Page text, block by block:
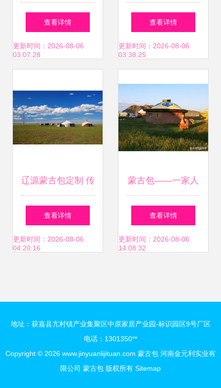
古包 原生态与品质
的完美邂逅
查看详情
更新时间：2026-08-06
03:07:28
包 旅游露营户外小
型蒙古包篷的理想
查看详情
更新时间：2026-08-06
03:38:25
辽源蒙古包定制 传
承草原文化的品质
之选
查看详情
更新时间：2026-08-06
04:20:16
蒙古包——一家人
在同一空间内生活
传统，新婚夫妇的
查看详情
更新时间：2026-08-06
14:08:32
地址：获嘉县亢村镇产业集聚区中原家居产业园-标识园区9号厂区
电话：1301350**
Copyright © 2026 www.jinyuanlijituan.com 蒙古包 河南金元利实业有
限公司 蒙古包 版权所有 Sitemap